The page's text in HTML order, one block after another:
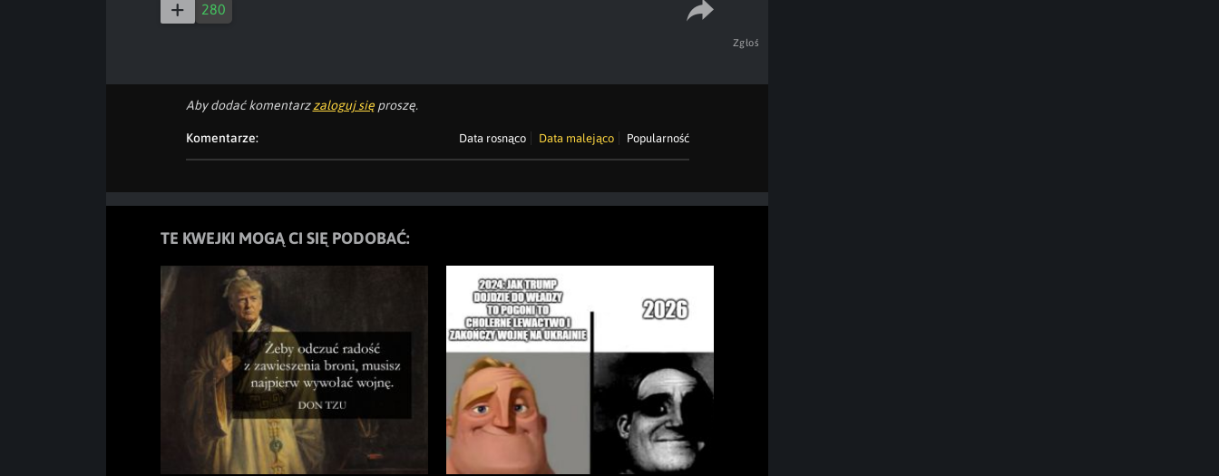
280
Zgłoś
Aby dodać komentarzzaloguj sięproszę.
Komentarze: Data rosnąco Data malejąco Popularność
TE KWEJKI MOGĄ CI SIĘ PODOBAĆ: